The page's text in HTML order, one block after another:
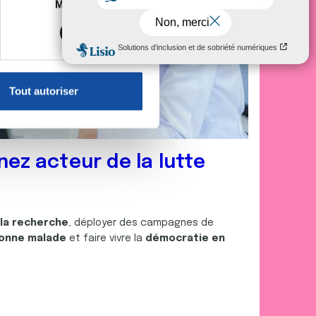
reportez-vous à lasection «
sur les cookies.
informations que
Marketing
Tout autoriser
acteur de la lutte
recherche, déployer des campagnes de
malade et faire vivre la démocratie en